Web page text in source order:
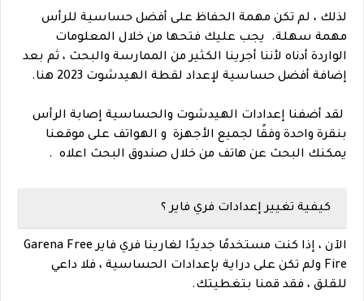
لذلك ، لم تكن مهمة الحفاظ على أفضل حساسية للرأس
مهمة سهلة. يجب عليك فتحها من خلال المعلومات
الواردة أدناه لأننا أجرينا الكثير من الممارسة والبحث ، ثم بعد
إضافة أفضل حساسية لإعداد لقطة الهيدشوت 2023 هنا.
لقد أضفنا إعدادات الهيدشوت والحساسية إصابة الرأس
بنقرة واحدة وفقًا لجميع الأجهزة و الهواتف على موقعنا
يمكنك البحث عن هاتف من خلال صندوق البحث اعلاه .
كيفية تغيير إعدادات فري فاير ؟
الآن ، إذا كنت مستخدمًا جديدًا لغارينا فري فاير Garena Free
Fire ولم تكن على دراية بإعدادات الحساسية ، فلا داعي
للقلق ، فقد قمنا بتغطيتك.